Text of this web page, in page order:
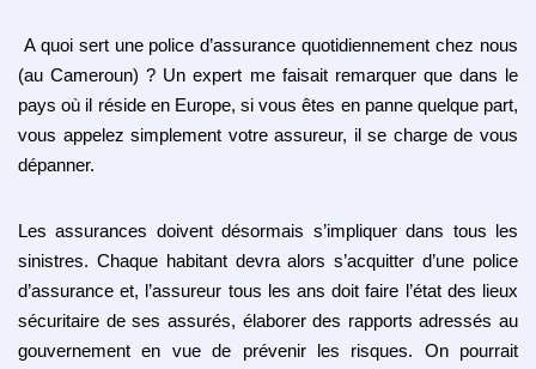
A quoi sert une police d’assurance quotidiennement chez nous
(au Cameroun) ? Un expert me faisait remarquer que dans le
pays où il réside en Europe, si vous êtes en panne quelque part,
vous appelez simplement votre assureur, il se charge de vous
dépanner.
Les assurances doivent désormais s’impliquer dans tous les
sinistres. Chaque habitant devra alors s’acquitter d’une police
d’assurance et, l’assureur tous les ans doit faire l’état des lieux
sécuritaire de ses assurés, élaborer des rapports adressés au
gouvernement en vue de prévenir les risques. On pourrait